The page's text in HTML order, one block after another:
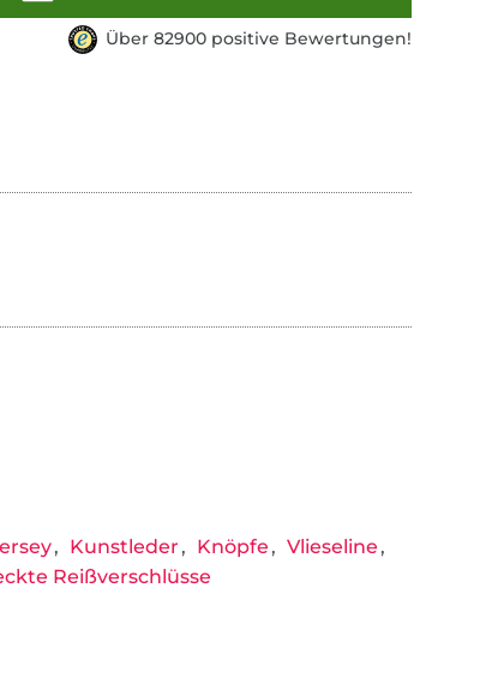
Über 82900 positive Bewertungen!
Kunstleder Knöpfe
Vlieseline
Reißverschlüsse